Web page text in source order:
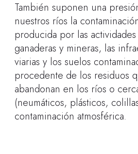
También suponen una
nuestros ríos la
producida por las
ganaderas y mineras, las
viarias y los suelos
procedente de los residuos
abandonan en los ríos o
(neumáticos, plásticos,
contaminación atmosférica.